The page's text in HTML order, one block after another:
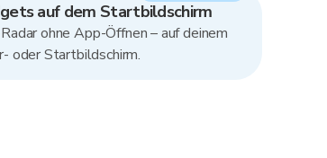
auf dem Startbildschirm
ohne App-Öffnen – auf deinem
oder Startbildschirm.